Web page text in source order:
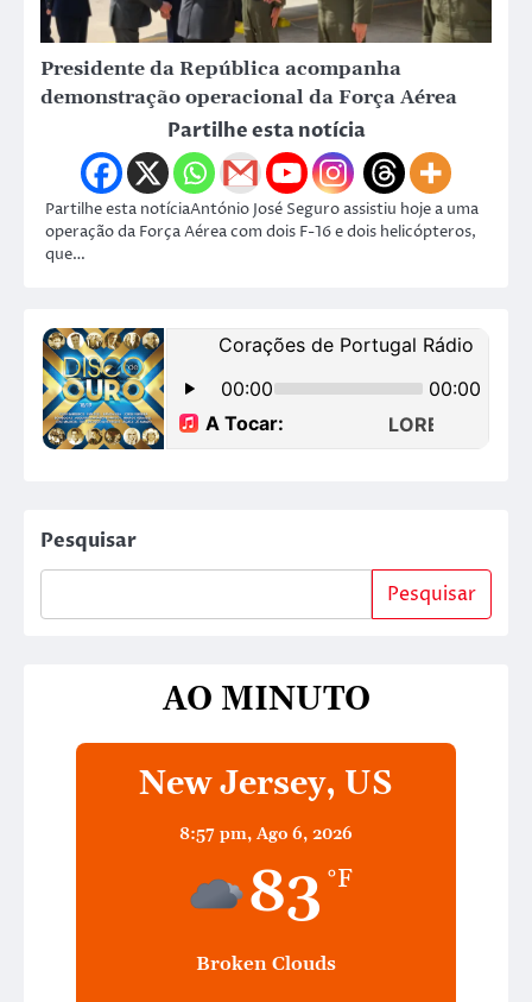
Presidente da República acompanha
demonstração operacional da Força Aérea
Partilhe esta notícia
Partilhe esta notíciaAntónio José Seguro assistiu hoje a uma
operação da Força Aérea com dois F-16 e dois helicópteros,
que…
Pesquisar
Pesquisar
AO MINUTO
New Jersey, US
8:57 pm, Ago 6, 2026
83 °F
Broken Clouds